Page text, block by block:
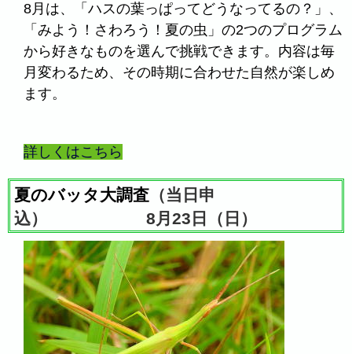
8月は、「ハスの葉っぱってどうなってるの？」、
「みよう！さわろう！夏の虫」の2つのプログラム
から好きなものを選んで挑戦できます。内容は毎
月変わるため、その時期に合わせた自然が楽しめ
ます。
詳しくはこちら
夏のバッタ大調査 （当日申
込） 8月23日（日）